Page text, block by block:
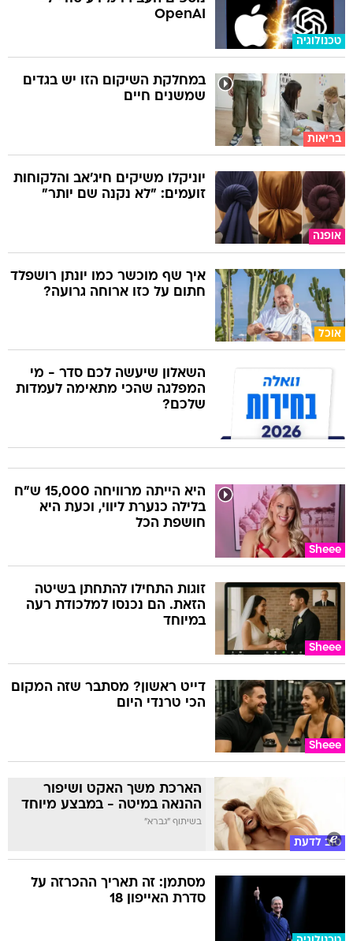
טכנולוגיה
OpenAI
בריאות
במחלקת השיקום הזו יש בגדים
שמשנים חיים
אופנה
יוניקלו משיקים חיג'אב והלקוחות
זועמים: "לא נקנה שם יותר"
אוכל
איך שף מוכשר כמו יונתן רושפלד
חתום על כזו ארוחה גרועה?
השאלון שיעשה לכם סדר - מי
המפלגה שהכי מתאימה לעמדות
שלכם?
Sheee
היא הייתה מרוויחה 15,000 ש"ח
בלילה כנערת ליווי, וכעת היא
חושפת הכל
Sheee
זוגות התחילו להתחתן בשיטה
הזאת. הם נכנסו למלכודת רעה
במיוחד
Sheee
דייט ראשון? מסתבר שזה המקום
הכי טרנדי היום
טוב לדעת
הארכת משך האקט ושיפור
ההנאה במיטה - במבצע מיוחד
בשיתוף "גברא"
מסתמן: זה תאריך ההכרזה על
סדרת האייפון 18